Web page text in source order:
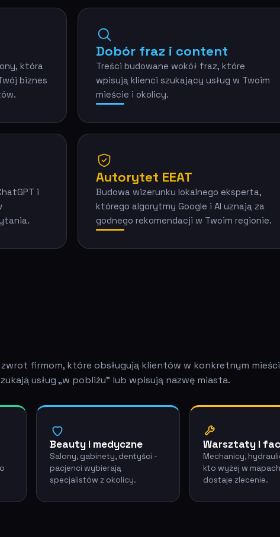
która
biznes
Dobór fraz i content
Treści budowane wokół fraz, które
wpisują klienci szukający usług w Twoim
mieście i okolicy.
i
Autorytet EEAT
Budowa wizerunku lokalnego eksperta,
którego algorytmy Google i AI uznają za
godnego rekomendacji w Twoim regionie.
zwrot firmom, które obsługują klientów w konkretnym
usług „w pobliżu” lub wpisują nazwę miasta.
Beauty i medyczne
Salony, gabinety, dentyści -
pacjenci wybierają
specjalistów z okolicy.
Warsztaty i
Mechanicy,
kto wyżej w
dostaje zlecenie.